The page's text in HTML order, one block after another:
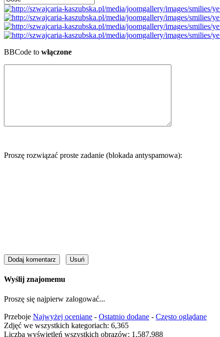
BBCode to włączone
Proszę rozwiązać proste zadanie (blokada antyspamowa):
Wyślij znajomemu
Proszę się najpierw zalogować...
Przeboje Najwyżej oceniane - Ostatnio dodane - Często oglądane
Zdjęć we wszystkich kategoriach: 6,365
Liczba wyświetleń wszystkich obrazów: 1,587,988